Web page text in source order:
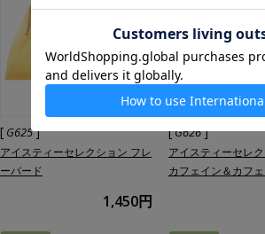
[ G625]
アイスティーセレクション フレ
ーバード
1,450円
[G626]
アイスティーセレ
カフェイン＆カフ